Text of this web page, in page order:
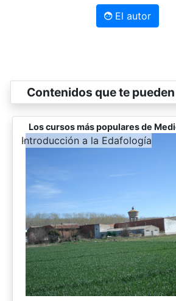
El autor
Contenidos que te
Los cursos más populares de
-
Introducción a la Edafología